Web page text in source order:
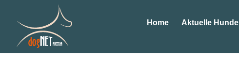
Home Aktuelle Hunde